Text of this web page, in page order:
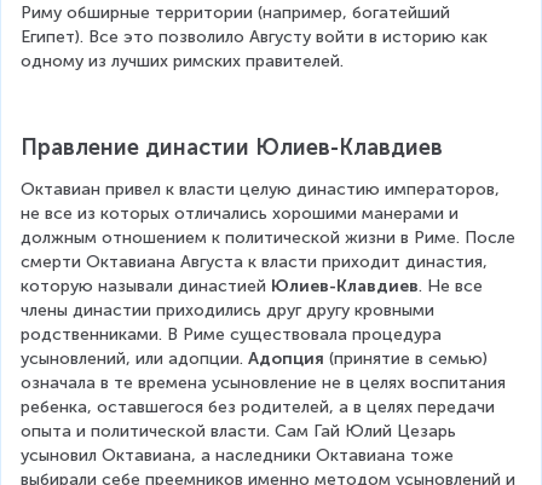
Риму обширные территории (например, богатейший
Египет). Все это позволило Августу войти в историю как
одному из лучших римских правителей.
Правление династии Юлиев-Клавдиев
Октавиан привел к власти целую династию императоров,
не все из которых отличались хорошими манерами и
должным отношением к политической жизни в Риме. После
смерти Октавиана Августа к власти приходит династия,
которую называли династией Юлиев-Клавдиев. Не все
члены династии приходились друг другу кровными
родственниками. В Риме существовала процедура
усыновлений, или адопции. Адопция (принятие в семью)
означала в те времена усыновление не в целях воспитания
ребенка, оставшегося без родителей, а в целях передачи
опыта и политической власти. Сам Гай Юлий Цезарь
усыновил Октавиана, а наследники Октавиана тоже
выбирали себе преемников именно методом усыновлений и